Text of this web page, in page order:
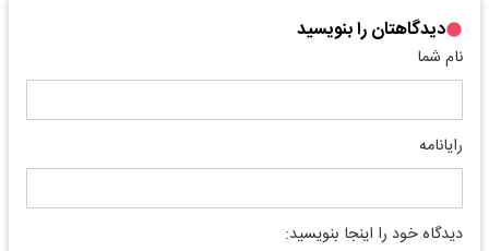
دیدگاهتان را بنویسید
نام شما
رایانامه
دیدگاه خود را اینجا بنویسید: